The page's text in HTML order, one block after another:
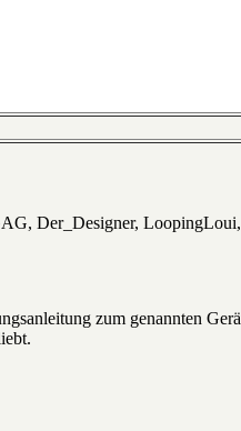
Der_Designer,
zum genannten